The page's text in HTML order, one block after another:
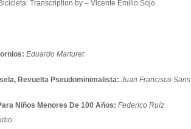
Transcription by – Vicente Emilio Sojo
Eduardo Marturet
Revuelta Pseudominimalista: Juan Francisco Sans
Niños Menores De 100 Años: Federico Ruíz